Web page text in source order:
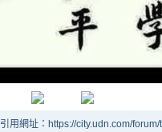
引用網址：https://city.udn.com/